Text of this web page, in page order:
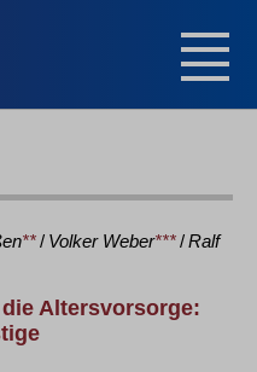
**/ Volker Weber***/Ralf
Altersvorsorge: